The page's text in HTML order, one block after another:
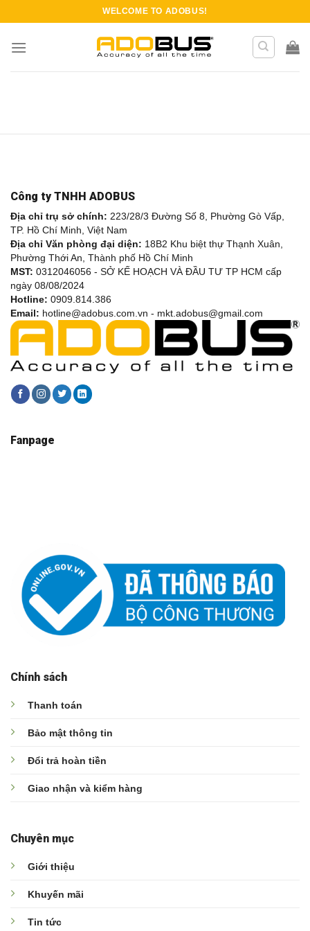
to
content
WELCOME TO ADOBUS!
Công ty TNHH ADOBUS
Địa chỉ trụ sở chính: 223/28/3 Đường Số 8, Phường Gò Vấp,
TP. Hồ Chí Minh, Việt Nam
Địa chỉ Văn phòng đại diện: 18B2 Khu biệt thự Thạnh Xuân,
Phường Thới An, Thành phố Hồ Chí Minh
MST: 0312046056 - SỞ KẾ HOẠCH VÀ ĐẦU TƯ TP HCM cấp
ngày 08/08/2024
Hotline: 0909.814.386
Email: hotline@adobus.com.vn - mkt.adobus@gmail.com
Chính sách
Thanh toán
Bảo mật thông tin
Đổi trả hoàn tiền
Giao nhận và kiểm hàng
Chuyên mục
Giới thiệu
Khuyến mãi
Tin tức
Fanpage